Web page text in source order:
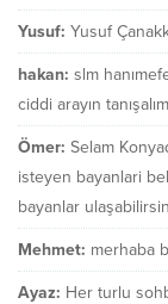
Yusuf: Yusuf
hakan: slm
ciddi arayın
Ömer: Selam
isteyen bayanlari
bayanlar
Mehmet: merhaba
Ayaz: Her turlu